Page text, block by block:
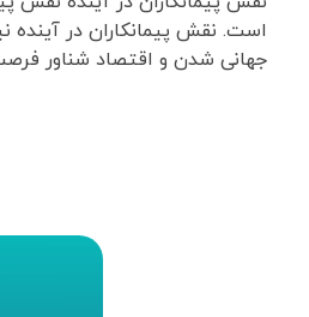
است. نقش پیمانکاران در آینده
جهانی شدن و اقتصاد شناور